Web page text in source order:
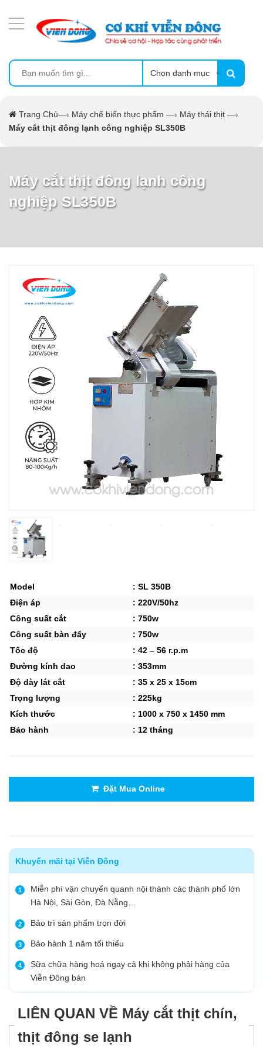
Chọn danh mục
Trang Chủ—› Máy chế biến thực phẩm —› Máy thái thịt —›
Máy cắt thịt đông lạnh công nghiệp SL350B
Máy cắt thịt đông lạnh công
nghiệp SL350B
Model
: SL 350B
Điện áp
: 220V/50hz
Công suất cắt
: 750w
Công suất bàn đẩy
: 750w
Tốc độ
: 42 – 56 r.p.m
Đường kính dao
: 353mm
Độ dày lát cắt
: 35 x 25 x 15cm
Trọng lượng
: 225kg
Kích thước
: 1000 x 750 x 1450 mm
Bảo hành
: 12 tháng
Đặt Mua Online
Khuyến mãi tại Viễn Đông
1
Miễn phí vận chuyển quanh nội thành các thành phố lớn
Hà Nội, Sài Gòn, Đà Nẵng…
2 Bảo trì sản phẩm trọn đời
3 Bảo hành 1 năm tối thiểu
4
Sữa chữa hàng hoá ngay cả khi không phải hàng của
Viễn Đông bán
LIÊN QUAN VỀ Máy cắt thịt chín,
thịt đông se lạnh
MÁY ÉP MÍA TẠO BỌT
MÁY RỬA BÁT SIÊU ÂM
CẨM NANG
MÁY CHẾ BIẾN THỰC PHẨM
MÁY CHẾ BIẾN NÔNG SẢN
THIẾT BỊ LÀM ĐỒ ĂN NHANH
THIẾT BỊ LÀM BÁNH
MÁY ĐÓNG GÓI THỰC PHẨM
THIẾT BỊ LẠNH
THIẾT BỊ BẾP CÔNG NGHIỆP
UNCATEGORIZED